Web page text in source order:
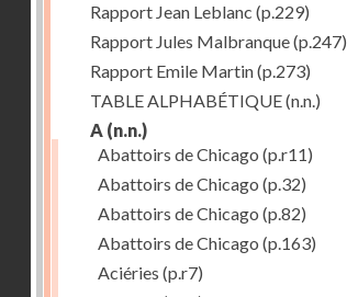
Rapport Jean Leblanc (p.229)
Rapport Jules Malbranque(p.247)
Rapport Emile Martin(p.273)
TABLE ALPHABÉTIQUE(n.n.)
A (n.n.)
Abattoirs de Chicago (p.r11)
Abattoirs de Chicago (p.32)
Abattoirs de Chicago (p.82)
Abattoirs de Chicago (p.163)
Aciéries (p.r7)